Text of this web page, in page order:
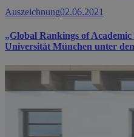
Auszeichnung02.06.2021
„Global Rankings of Academic
Universität München unter